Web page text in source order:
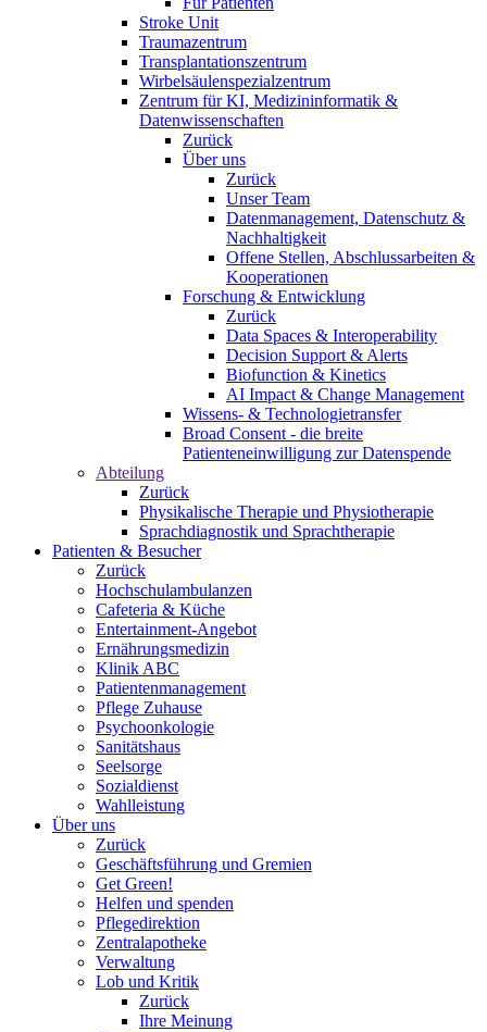
Stroke Unit
Traumazentrum
Transplantationszentrum
Wirbelsäulenspezialzentrum
Zentrum für KI, Medizininformatik &
Datenwissenschaften
Zurück
Über uns
Zurück
Unser Team
Datenmanagement, Datenschutz &
Nachhaltigkeit
Offene Stellen, Abschlussarbeiten &
Kooperationen
Forschung & Entwicklung
Zurück
Data Spaces & Interoperability
Decision Support & Alerts
Biofunction & Kinetics
AI Impact & Change Management
Wissens- & Technologietransfer
Broad Consent - die breite
Patienteneinwilligung zur Datenspende
Abteilung
Zurück
Physikalische Therapie und Physiotherapie
Sprachdiagnostik und Sprachtherapie
Patienten & Besucher
Zurück
Hochschulambulanzen
Cafeteria & Küche
Entertainment-Angebot
Ernährungsmedizin
Klinik ABC
Patientenmanagement
Pflege Zuhause
Psychoonkologie
Sanitätshaus
Seelsorge
Sozialdienst
Wahlleistung
Über uns
Zurück
Geschäftsführung und Gremien
Get Green!
Helfen und spenden
Pflegedirektion
Zentralapotheke
Verwaltung
Lob und Kritik
Zurück
Ihre Meinung